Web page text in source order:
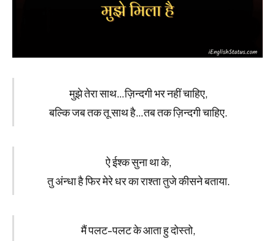
मुझे तेरा साथ…ज़िन्दगी भर नहीं चाहिए,
बल्कि जब तक तू साथ है…तब तक ज़िन्दगी चाहिए.
ऐ ईश्क सुना था के,
तु अंन्धा है फिर मेरे धर का राश्ता तुजे कीसने बताया.
मैं पलट-पलट के आता हु दोस्तो,